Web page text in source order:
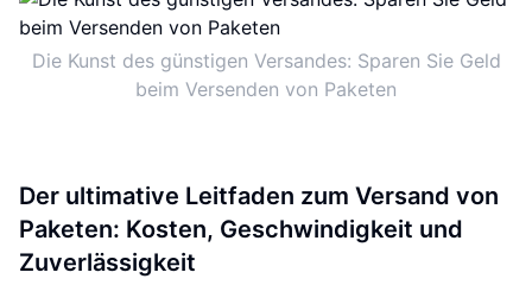
Die Kunst des günstigen Versandes: Sparen Sie Geld
beim Versenden von Paketen
Der ultimative Leitfaden zum Versand von
Paketen: Kosten, Geschwindigkeit und
Zuverlässigkeit